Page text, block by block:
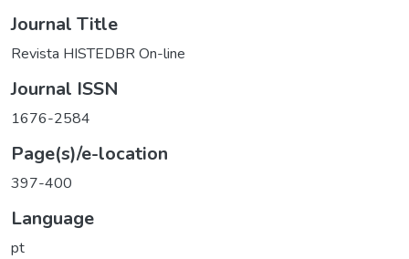
Journal Title
Revista HISTEDBR On-line
Journal ISSN
1676-2584
Page(s)/e-location
397-400
Language
pt